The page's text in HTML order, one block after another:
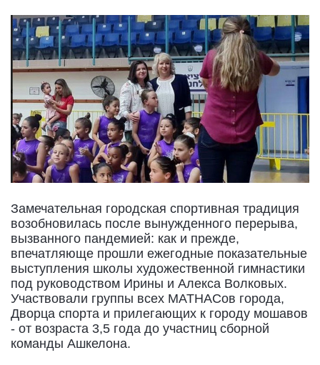
Замечательная городская спортивная традиция
возобновилась после вынужденного перерыва,
вызванного пандемией: как и прежде,
впечатляюще прошли ежегодные показательные
выступления школы художественной гимнастики
под руководством Ирины и Алекса Волковых.
Участвовали группы всех МАТНАСов города,
Дворца спорта и прилегающих к городу мошавов
- от возраста 3,5 года до участниц сборной
команды Ашкелона.